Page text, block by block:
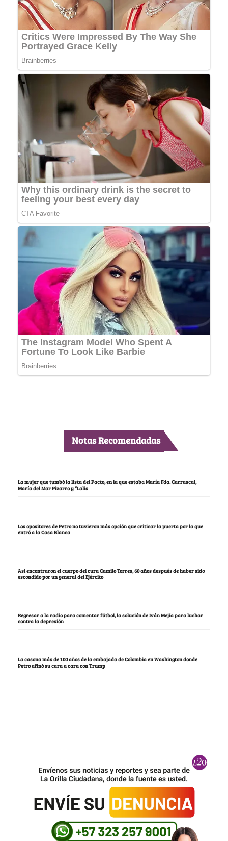
Notas Recomendadas
La mujer que tumbó la lista del Pacto, en la que estaba María Fda. Carrascal,
María del Mar Pizarro y “Lalis
Los opositores de Petro no tuvieron más opción que criticar la puerta por la que
entró a la Casa Blanca
Así encontraron el cuerpo del cura Camilo Torres, 60 años después de haber sido
escondido por un general del Ejército
Regresar a la radio para comentar fútbol, la solución de Iván Mejía para luchar
contra la depresión
La casona más de 100 años de la embajada de Colombia en Washington donde
Petro afinó su cara a cara con Trump